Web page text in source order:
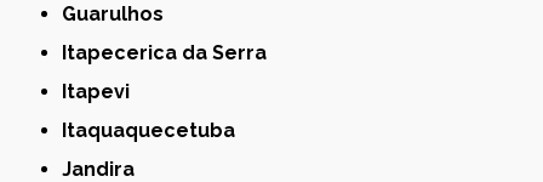
Guarulhos
Itapecerica da Serra
Itapevi
Itaquaquecetuba
Jandira